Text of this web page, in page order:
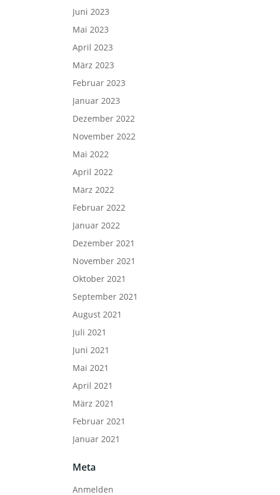
Juni 2023
Mai 2023
April 2023
März 2023
Februar 2023
Januar 2023
Dezember 2022
November 2022
Mai 2022
April 2022
März 2022
Februar 2022
Januar 2022
Dezember 2021
November 2021
Oktober 2021
September 2021
August 2021
Juli 2021
Juni 2021
Mai 2021
April 2021
März 2021
Februar 2021
Januar 2021
Meta
Anmelden